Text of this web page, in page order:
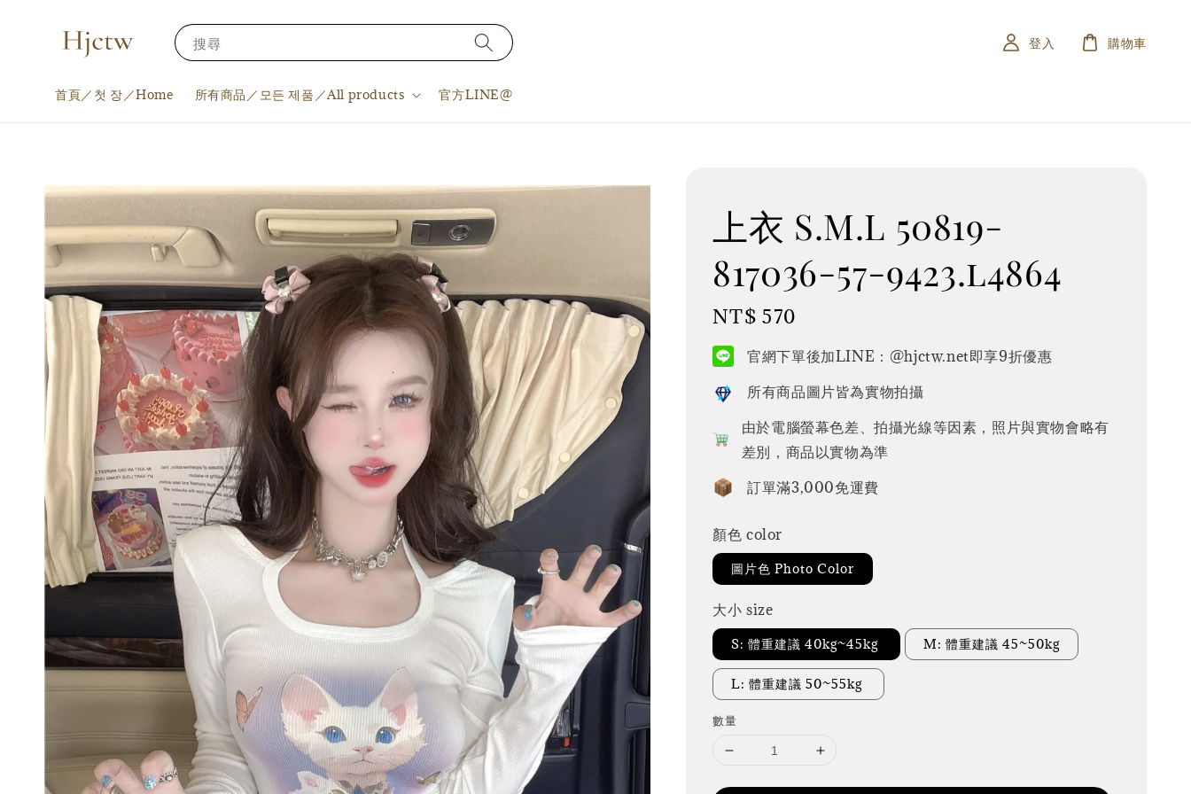
搜尋
首頁／첫 장／Home 所有商品／모든 제품／All products 官方LINE@
登入 購物車
上衣 S.M.L 50819-
817036-57-9423.l4864
Regular
price
NT$ 570
官網下單後加LINE：@hjctw.net即享9折優惠
所有商品圖片皆為實物拍攝
由於電腦螢幕色差、拍攝光線等因素，照片與實物會略有
差別，商品以實物為準
訂單滿3,000免運費
顏色 color
圖片色 Photo Color
大小 size
S: 體重建議 40kg~45kg M: 體重建議 45~50kg
L: 體重建議 50~55kg
數量